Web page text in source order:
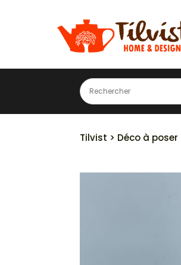
Tilvist > Déco à poser